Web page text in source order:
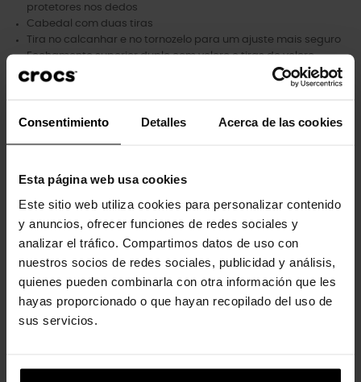
Consentimiento Detalles Acerca de las cookies
Esta página web usa cookies
Este sitio web utiliza cookies para personalizar contenido
y anuncios, ofrecer funciones de redes sociales y
analizar el tráfico. Compartimos datos de uso con
nuestros socios de redes sociales, publicidad y análisis,
quienes pueden combinarla con otra información que les
hayas proporcionado o que hayan recopilado del uso de
sus servicios.
protetores nos dedos
Cabedal com duas tiras
Tira no calcanhar e no tornozelo para um ajuste mais seguro
Fechamento superior duplo com velcro e tiras de velcro
Leve e fácil de usar
Clientes que compraram este
produto também compraram:
-20% -20%